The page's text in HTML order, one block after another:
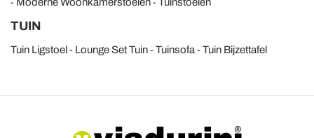
Moderne Woonkamerstoelen
Tuinstoelen
TUIN
Tuin Ligstoel Lounge Set Tuin Tuinsofa Tuin Bijzettafel